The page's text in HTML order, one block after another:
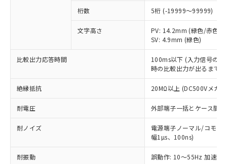
桁数 5桁 (-19999～99999)
文字高さ
PV: 14.2mm (緑色/赤色切
SV: 4.9mm (緑色)
比較出力応答時間
100ms以下 (入力信号の
時の比較出力が出るまで
絶縁抵抗 20MΩ以上 (DC500Vメガ
耐電圧 外部端子一括とケース間:
耐ノイズ
電源端子ノーマル/コモ
幅1µs、100ns)
耐振動 誤動作: 10～55Hz 加速度
覧された時点での実際の在庫および標
準価格とは異なる場合があることをご
了承ください。
正式な納期状況および標準価格はお客
ムロン制御機器販売店・当社販売員に
オムロン制御機器販売店や当社販売拠
」をご確認
在庫状況および標準価格結果を当社の
事前の承諾なく第三者に漏洩または開
示しないようお願いします。
マイパーツ機能（部品リスト作成サー
ビス）をご利用いただくには、I-Web
六価クロム(Cr(Ⅵ)) 1000ppm以下、ポリ臭化ビフェニル
類(PBB) 1000ppm以下、ポリ臭化ジフェニルエーテル類
(PBDE) 1000ppm以下、フタル酸ビス(2-エチルヘキシ
ル) (DEHP)(別名：DOP) 1000ppm以下、フタル酸ブチ
ルベンジル（BBP） 1000ppm以下、フタル酸ジブチル
（DBP） 1000ppm以下、フタル酸ジイソブチル
(DIBP) 1000ppm以下
但し、RoHS指令で産業用監視および制御機器に対する
フタル酸エステル類の４物質については閾値を超える意
図的な使用がないことを確認しています。
部品在庫の切り替え状況などにより、予定
ム) : 100ppm、
Cr(Ⅵ)(六価クロム) : 1000ppm、 PBBs(ポリ臭化ビフェ
ニル類) : 1000ppm、 PBDEs(ポリ臭化ジフェニルエーテ
ル類) : 1000ppm、
DBP(フタル酸ジブチル) : 1000ppm、 DIBP(フタル酸ジ
イソブチル) : 1000ppm、 BBP(フタル酸ブチルベンジ
ル) : 1000ppm、
DEHP(フタル酸ビス(2-エチルヘキシル)) : 1000ppm
「ｅ」：有害物質（10物質）のすべてが基
準値以下であることを示します。
「10」：通常の使用状況下において有害物
質が外部に漏えいし、環境に深刻な影響を
可)を取得するなどの必要な手続きを
当社は規制貨物を破棄する場合は、完
全に破砕するなど、違法に輸出されな
当社は貴社製品を、核兵器、ミサイ
武器並びにこれらの製造装置等に一切
当社は、貴社製品を第三者に販売する
場合は、上記1、2および3の内容を当
該第三者に通知します。また当社は、
販売先および販売に係わる関係者が違
法に輸出するおそれがある場合は、取
一定数以上の在庫あり
一定数には満たないが在庫あり
在庫なし(最新の在庫状況につ
いては、お客様のお取引先、ま
たはお客様担当のオムロン制御
機器販売店・当社販売員にご確
受注生産機種、また在庫状況の
情報を公開していない機種